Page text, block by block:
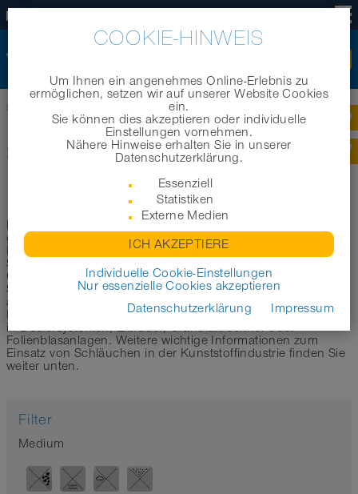
Startseite Branchenbereiche |
SCHLÄUCHE FÜR DIE
KUNSTSTOFFINDUSTRIE
In diesem Bereich möchten wir Sie bei der Auswahl des
geeigneten Förderschlauches für Kunststoffe unterstützen.
Im Folgenden haben wir eine erste Auswahl der geeignetsten
Schläuche zur Förderung von Granulaten, Pulvern und
Gasen im Bereich der Kunststoffindustrie aus unserem
Schlauchsortiment für Sie zusammengestellt. Die hier
aufgeführten Produkte eignen sich für diverse
Einsatzbereiche in der Kunststoffindustrie wie beispielsweise
in Dosiersystemen, Extruder, Granulattrockner oder
Folienblasanlagen. Weitere wichtige Informationen zum
Einsatz von Schläuchen in der Kunststoffindustrie finden Sie
weiter unten.
Filter
Medium
COOKIE-HINWEIS
Um Ihnen ein angenehmes Online-Erlebnis zu
ermöglichen, setzen wir auf unserer Website Cookies
ein.
Sie können dies akzeptieren oder individuelle
Einstellungen vornehmen.
Nähere Hinweise erhalten Sie in unserer
Datenschutzerklärung.
Essenziell
Statistiken
Externe Medien
ICH AKZEPTIERE
Individuelle Cookie-Einstellungen
Nur essenzielle Cookies akzeptieren
Datenschutzerklärung
Impressum